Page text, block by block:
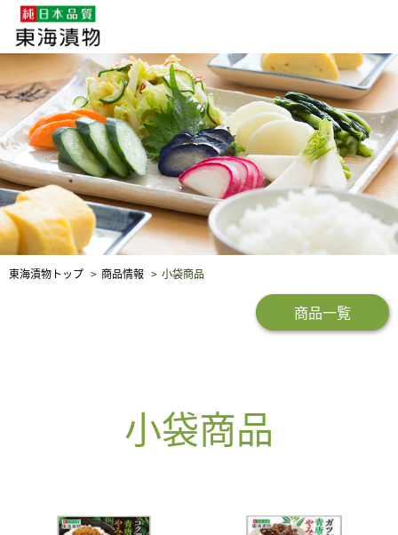
企業・採用情報 社会貢献 品質保証
東海漬物トップ 商品情報 小袋商品
商品一覧
小袋商品